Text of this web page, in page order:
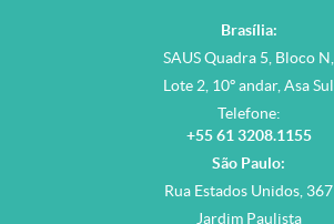
Brasília:
SAUS Quadra 5, Bloco N,
Lote 2, 10º andar, Asa Sul
Telefone:
+55 61 3208.1155
São Paulo:
Rua Estados Unidos, 367
Jardim Paulista